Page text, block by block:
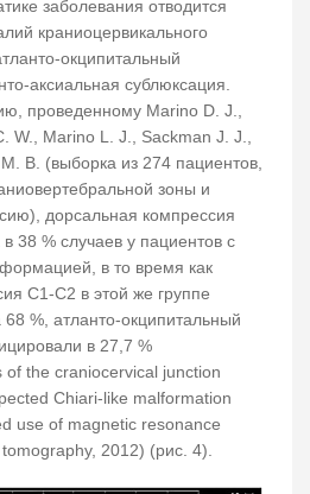
заболевания отводится
краниоцервикального
окципитальный
аксиальная сублюксация.
проведенному Marino D. J.,
W., Marino L. J., Sackman J. J.,
B. (выборка из 274 пациентов,
зоны и
дорсальная компрессия
38 % случаев у пациентов с
в то время как
С1-С2 в этой же группе
68 %, атланто-окципитальный
в 27,7 %
the craniocervical junction
Chiari-like malformation
use of magnetic resonance
2012) (рис. 4).